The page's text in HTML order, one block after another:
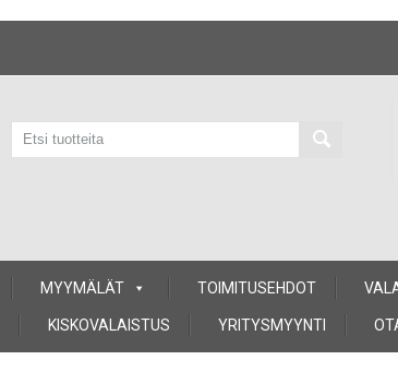
MYYMÄLÄT TOIMITUSEHDOT
KISKOVALAISTUS YRITYSMYYNTI